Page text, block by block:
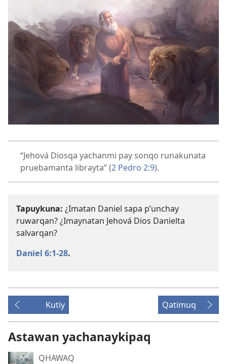
“Jehová Diosqa yachanmi pay sonqo runakunata
pruebamanta librayta” (2 Pedro 2:9).
Tapuykuna: ¿Imatan Daniel sapa p’unchay
ruwarqan? ¿Imaynatan Jehová Dios Danielta
salvarqan?
Daniel 6:1-28.
Kutiy Qatimuq
Astawan yachanaykipaq
QHAWAQ